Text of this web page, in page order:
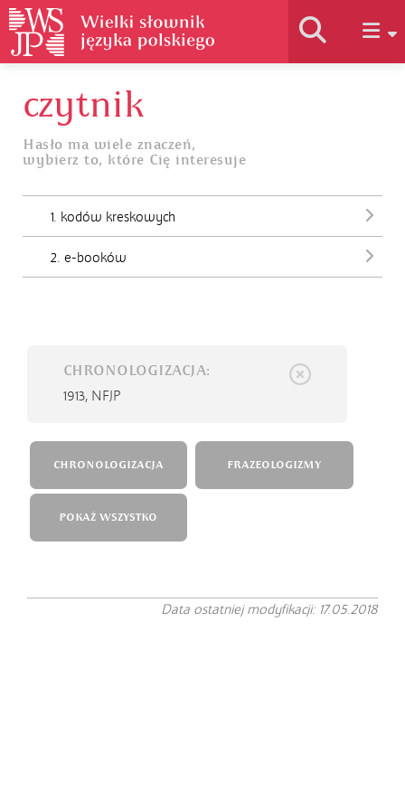
Jak korzystać
Podstawy naukowe
czytnik
Hasło ma wiele znaczeń,
wybierz to, które Cię interesuje
1. kodów kreskowych
2. e-booków
CHRONOLOGIZACJA:
1913, NFJP
CHRONOLOGIZACJA FRAZEOLOGIZMY
POKAŻ WSZYSTKO
Data ostatniej modyfikacji: 17.05.2018